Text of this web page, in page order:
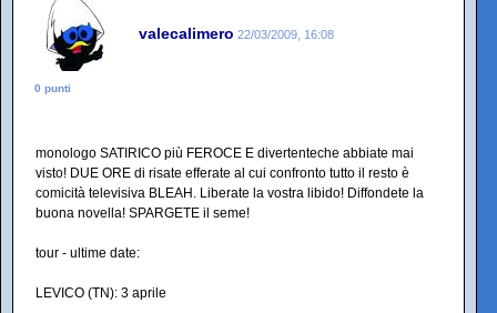
valecalimero 22/03/2009, 16:08
0 punti
monologo SATIRICO più FEROCE E divertenteche abbiate mai
visto! DUE ORE di risate efferate al cui confronto tutto il resto è
comicità televisiva BLEAH. Liberate la vostra libido! Diffondete la
buona novella! SPARGETE il seme!
tour - ultime date:
LEVICO (TN): 3 aprile